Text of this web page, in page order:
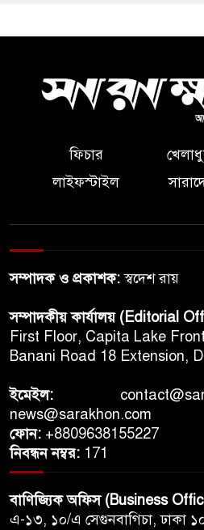
ফিচার
লাইফস্টাইল
সম্পাদক ও প্রকাশক:স্বদেশ রায়
সম্পাদকীয় কার্যালয় (Editorial
First Floor, Capita Lake
Banani Road 18 Extension,
ইমেইল:
news@sarakhon.com
ফোন: +8809638155227
নিবন্ধন নম্বর: 171
বাণিজ্যিক অফিস (Business
এ-১৩, ১০/এ সেগুনবাগিচা, ঢাকা